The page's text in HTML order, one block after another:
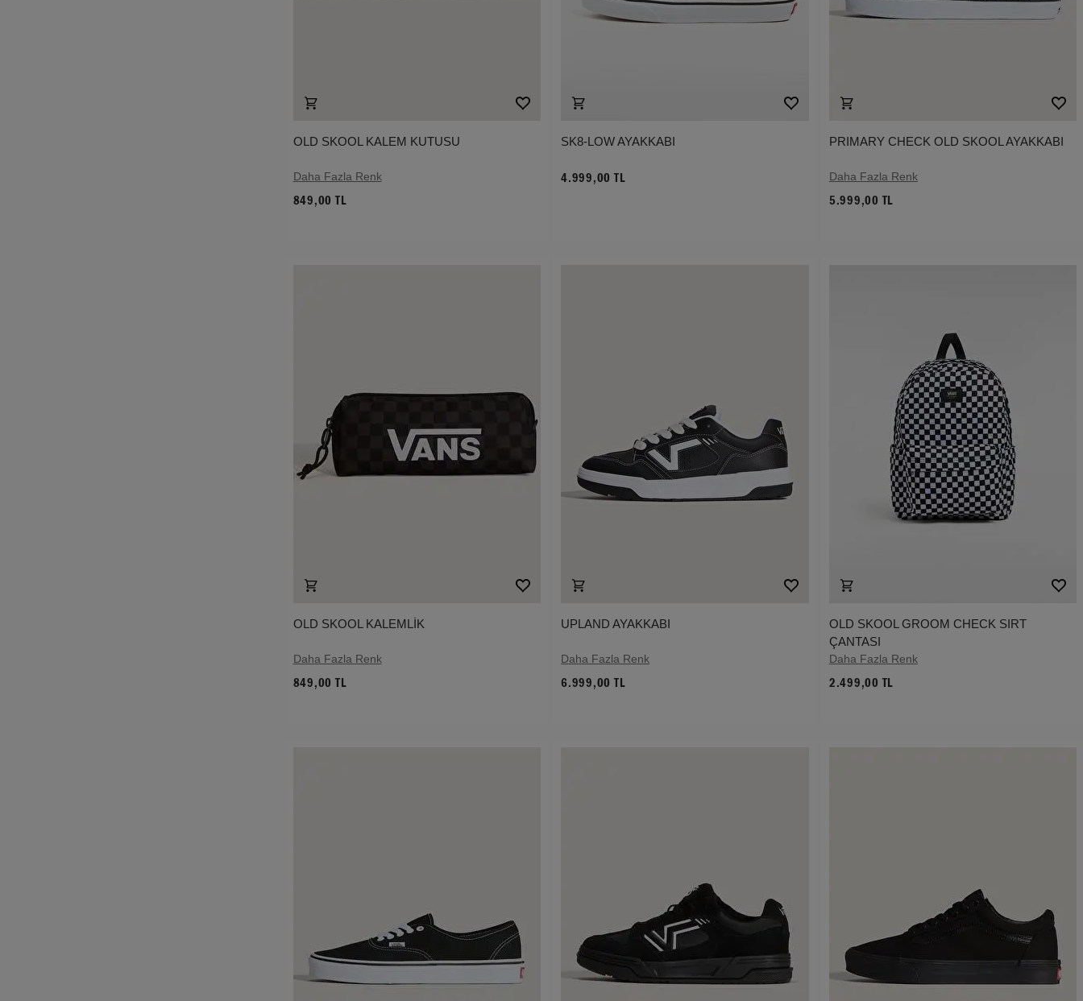
OLD SKOOL KALEM KUTUSU
Daha Fazla Renk
849,00 TL
SK8-LOW AYAKKABI
4.999,00 TL
PRIMARY CHECK OLD SKOOL AYAKKABI
Daha Fazla Renk
5.999,00 TL
OLD SKOOL KALEMLİK
Daha Fazla Renk
849,00 TL
UPLAND AYAKKABI
Daha Fazla Renk
6.999,00 TL
OLD SKOOL GROOM CHECK SIRT
ÇANTASI
Daha Fazla Renk
2.499,00 TL